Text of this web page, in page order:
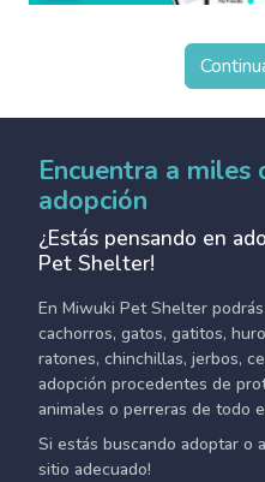
Encuentra a miles
adopción
¿Estás pensando en
Pet Shelter!
En Miwuki Pet Shelter
cachorros, gatos, gatitos,
ratones, chinchillas, jerbos,
adopción procedentes de
animales o perreras de todo
Si estás buscando adoptar o
sitio adecuado!